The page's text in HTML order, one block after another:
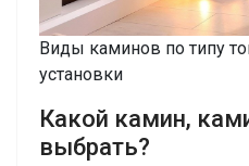
Виды каминов по типу
установки
Какой камин,
выбрать?